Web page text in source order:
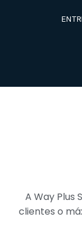
A Way Plus
clientes o